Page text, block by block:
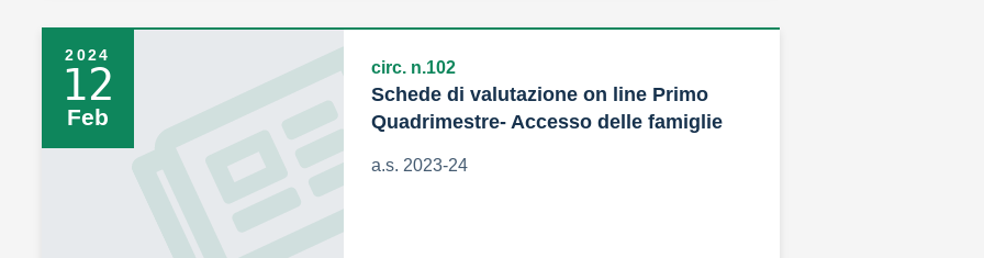
2024
12
Feb
circ. n.102
Schede di valutazione on line Primo
Quadrimestre- Accesso delle famiglie
a.s. 2023-24